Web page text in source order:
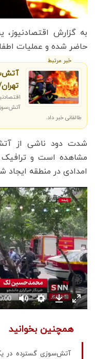
به گزارش
حاضر شده و عملیات
خبر مرتبط
طالقانی خبر داد.
شدت دود ناشی از
مشاهده است و ترافیک
امدادی در منطقه
همچنین بخوانید
آتش‌سوزی گسترده در یک